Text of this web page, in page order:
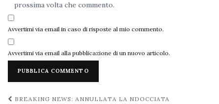
prossima volta che commento.
Avvertimi via email in caso di risposte al mio commento.
Avvertimi via email alla pubblicazione di un nuovo articolo.
Navigazione
BREAKING NEWS: ANNULLATA LA NDOCCIATA